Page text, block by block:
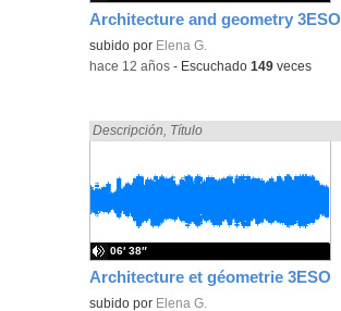
Architecture and geometry 3ESO
subido por Elena G.
-hace 12 años - Escuchado149 veces
Architecture et géometrie 3ESO
Encontrado «3ESO» en:
Descripción Título
subido por Elena G.
06′ 38″